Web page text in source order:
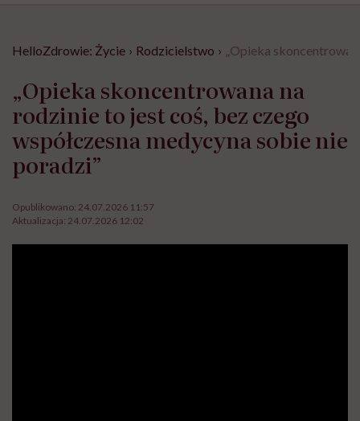
HelloZdrowie: Życie › Rodzicielstwo › „Opieka
„Opieka skoncentrowana na
rodzinie to jest coś, bez czego
współczesna medycyna sobie nie
poradzi”
Opublikowano: 24.07.2026 11:57
Aktualizacja: 24.07.2026 12:02